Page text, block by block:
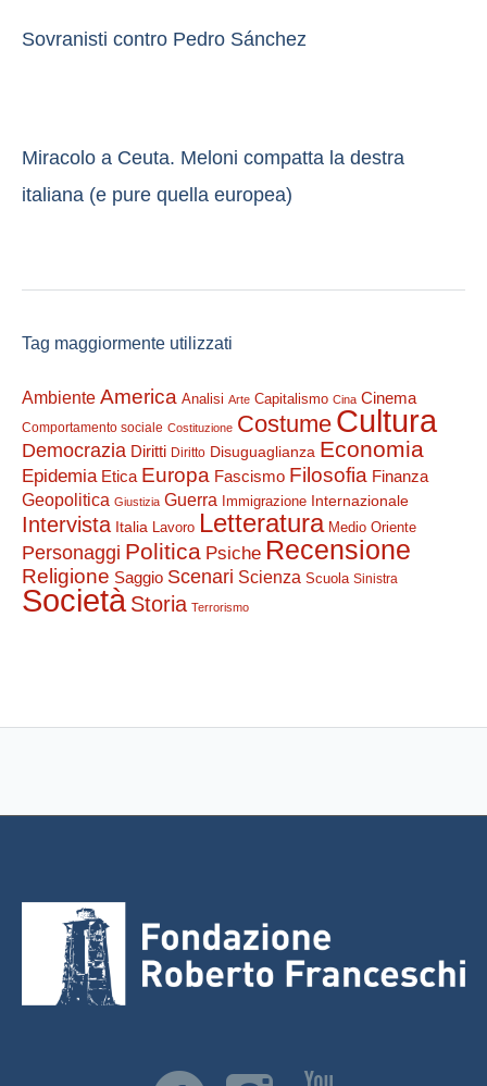
Sovranisti contro Pedro Sánchez
Miracolo a Ceuta. Meloni compatta la destra
italiana (e pure quella europea)
Tag maggiormente utilizzati
Ambiente America Analisi Arte Capitalismo Cina Cinema
Comportamento sociale Costituzione Costume Cultura
Democrazia Diritti Diritto Disuguaglianza Economia
Epidemia Etica Europa Fascismo Filosofia Finanza
Geopolitica Giustizia Guerra Immigrazione Internazionale
Intervista Italia Lavoro Letteratura Medio Oriente
Personaggi Politica Psiche Recensione
Religione Saggio Scenari Scienza Scuola Sinistra
Società Storia Terrorismo